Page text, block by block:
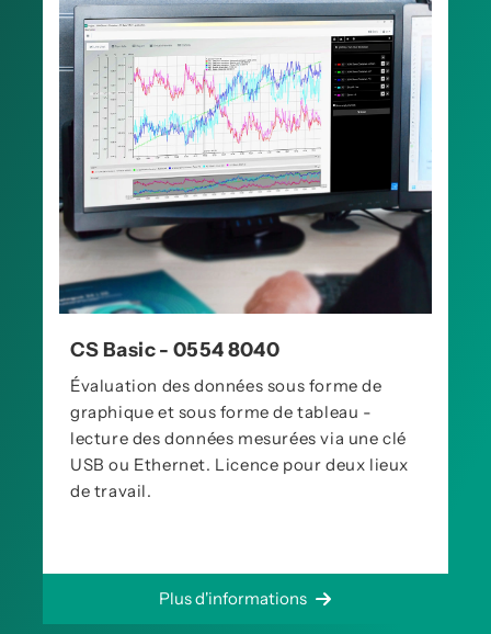
CS Basic - 0554 8040
Évaluation des données sous forme de
graphique et sous forme de tableau -
lecture des données mesurées via une clé
USB ou Ethernet. Licence pour deux lieux
de travail.
Plus d'informations